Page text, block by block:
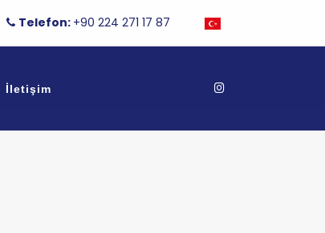
Telefon: +90 224 271 17 87
İletişim